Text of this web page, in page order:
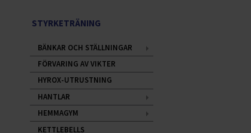
STYRKETRÄNING
BÄNKAR OCH STÄLLNINGAR
FÖRVARING AV VIKTER
HYROX-UTRUSTNING
HANTLAR
HEMMAGYM
KETTLEBELLS